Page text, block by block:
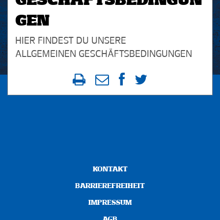
GEN
HIER FINDEST DU UNSERE
ALLGEMEINEN GESCHÄFTSBEDINGUNGEN
KONTAKT
BARRIEREFREIHEIT
IMPRESSUM